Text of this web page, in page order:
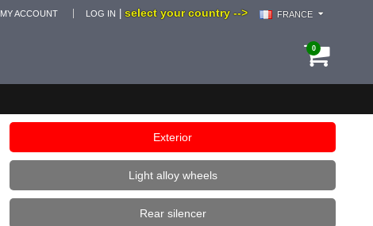
select your country --> FRANCE
MY ACCOUNT LOG IN
0
Exterior
Light alloy wheels
Rear silencer